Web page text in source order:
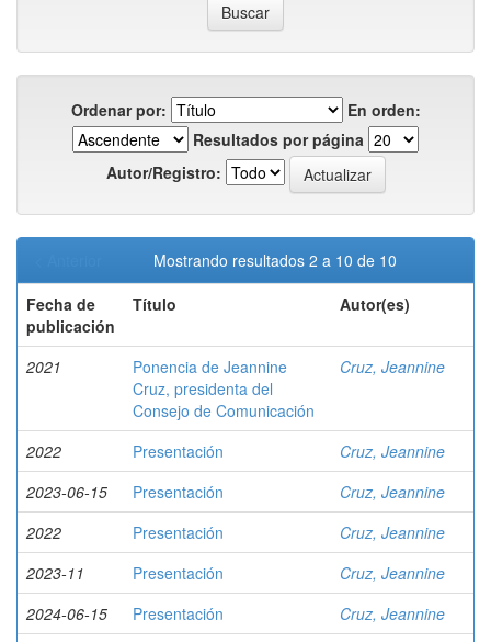
Ordenar por:
En orden:
Resultados por página
Autor/Registro:
Mostrando resultados 2 a 10 de 10
Fecha de
publicación
Título Autor(es)
2021
Ponencia de Jeannine
Cruz, presidenta del
Consejo de Comunicación
Cruz, Jeannine
2022 Presentación
Cruz, Jeannine
2023-06-15
Presentación
Cruz, Jeannine
2022
Presentación
Cruz, Jeannine
2023-11
Presentación
Cruz, Jeannine
2024-06-15
Presentación
Cruz, Jeannine